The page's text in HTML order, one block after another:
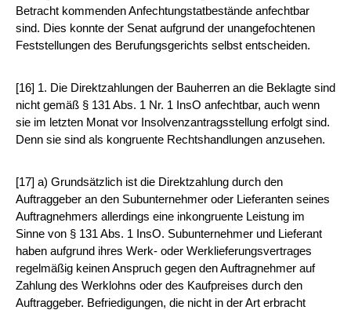
Betracht kommenden Anfechtungstatbestände anfechtbar
sind. Dies konnte der Senat aufgrund der unangefochtenen
Feststellungen des Berufungsgerichts selbst entscheiden.
[16] 1. Die Direktzahlungen der Bauherren an die Beklagte sind
nicht gemäß § 131 Abs. 1 Nr. 1 InsO anfechtbar, auch wenn
sie im letzten Monat vor Insolvenzantragsstellung erfolgt sind.
Denn sie sind als kongruente Rechtshandlungen anzusehen.
[17] a) Grundsätzlich ist die Direktzahlung durch den
Auftraggeber an den Subunternehmer oder Lieferanten seines
Auftragnehmers allerdings eine inkongruente Leistung im
Sinne von § 131 Abs. 1 InsO. Subunternehmer und Lieferant
haben aufgrund ihres Werk- oder Werklieferungsvertrages
regelmäßig keinen Anspruch gegen den Auftragnehmer auf
Zahlung des Werklohns oder des Kaufpreises durch den
Auftraggeber. Befriedigungen, die nicht in der Art erbracht